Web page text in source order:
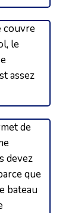
couvre
le
assez
de
devez
que
bateau